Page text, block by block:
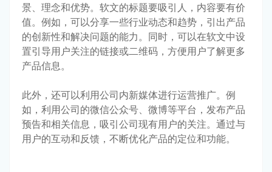
景、理念和优势。软文的标题要吸引人，内容要有价
值。例如，可以分享一些行业动态和趋势，引出产品
的创新性和解决问题的能力。同时，可以在软文中设
置引导用户关注的链接或二维码，方便用户了解更多
产品信息。
此外，还可以利用公司内新媒体进行运营推广。例
如，利用公司的微信公众号、微博等平台，发布产品
预告和相关信息，吸引公司现有用户的关注。通过与
用户的互动和反馈，不断优化产品的定位和功能。